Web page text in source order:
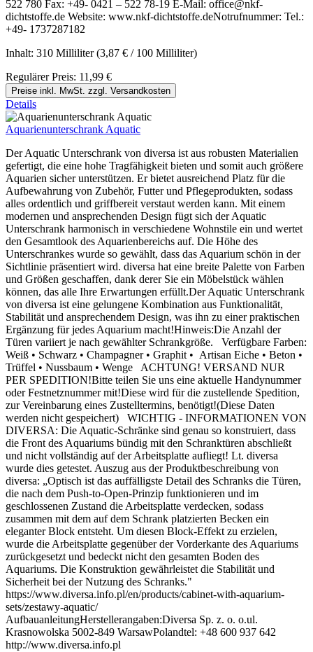
522 780 Fax: +49- 0421 – 522 78-19 E-Mail: office@nkf-
dichtstoffe.de Website: www.nkf-dichtstoffe.deNotrufnummer: Tel.:
+49- 1737287182
Inhalt: 310 Milliliter(3,87 € / 100 Milliliter)
Regulärer Preis: 11,99 €
Preise inkl. MwSt. zzgl. Versandkosten
Details
Aquarienunterschrank Aquatic
Der Aquatic Unterschrank von diversa ist aus robusten Materialien
gefertigt, die eine hohe Tragfähigkeit bieten und somit auch größere
Aquarien sicher unterstützen. Er bietet ausreichend Platz für die
Aufbewahrung von Zubehör, Futter und Pflegeprodukten, sodass
alles ordentlich und griffbereit verstaut werden kann. Mit einem
modernen und ansprechenden Design fügt sich der Aquatic
Unterschrank harmonisch in verschiedene Wohnstile ein und wertet
den Gesamtlook des Aquarienbereichs auf. Die Höhe des
Unterschrankes wurde so gewählt, dass das Aquarium schön in der
Sichtlinie präsentiert wird. diversa hat eine breite Palette von Farben
und Größen geschaffen, dank derer Sie ein Möbelstück wählen
können, das alle Ihre Erwartungen erfüllt.Der Aquatic Unterschrank
von diversa ist eine gelungene Kombination aus Funktionalität,
Stabilität und ansprechendem Design, was ihn zu einer praktischen
Ergänzung für jedes Aquarium macht!Hinweis:Die Anzahl der
Türen variiert je nach gewählter Schrankgröße. Verfügbare Farben:
Weiß • Schwarz • Champagner • Graphit • Artisan Eiche • Beton •
Trüffel • Nussbaum • Wenge ACHTUNG! VERSAND NUR
PER SPEDITION!Bitte teilen Sie uns eine aktuelle Handynummer
oder Festnetznummer mit!Diese wird für die zustellende Spedition,
zur Vereinbarung eines Zustelltermins, benötigt!(Diese Daten
werden nicht gespeichert) WICHTIG - INFORMATIONEN VON
DIVERSA: Die Aquatic-Schränke sind genau so konstruiert, dass
die Front des Aquariums bündig mit den Schranktüren abschließt
und nicht vollständig auf der Arbeitsplatte aufliegt! Lt. diversa
wurde dies getestet. Auszug aus der Produktbeschreibung von
diversa: „Optisch ist das auffälligste Detail des Schranks die Türen,
die nach dem Push-to-Open-Prinzip funktionieren und im
geschlossenen Zustand die Arbeitsplatte verdecken, sodass
zusammen mit dem auf dem Schrank platzierten Becken ein
eleganter Block entsteht. Um diesen Block-Effekt zu erzielen,
wurde die Arbeitsplatte gegenüber der Vorderkante des Aquariums
zurückgesetzt und bedeckt nicht den gesamten Boden des
Aquariums. Die Konstruktion gewährleistet die Stabilität und
Sicherheit bei der Nutzung des Schranks."
https://www.diversa.info.pl/en/products/cabinet-with-aquarium-
sets/zestawy-aquatic/
AufbauanleitungHerstellerangaben:Diversa Sp. z. o. o.ul.
Krasnowolska 5002-849 WarsawPolandtel: +48 600 937 642
http://www.diversa.info.pl